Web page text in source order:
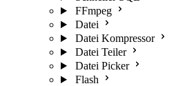
FFmpeg
Datei
Datei Kompressor
Datei Teiler
Datei Picker
Flash